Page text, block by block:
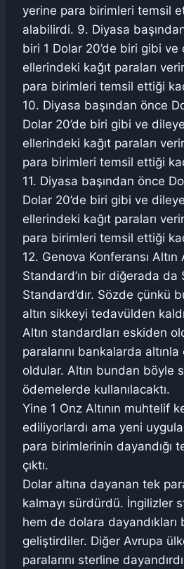
yerine para birimleri temsil
alabilirdi. 9. Diyasa
biri 1 Dolar 20’de biri gibi
ellerindeki kağıt paraları
para birimleri temsil ettiği
10. Diyasa başından önce
Dolar 20’de biri gibi ve
ellerindeki kağıt paraları
para birimleri temsil ettiği
11. Diyasa başından önce
Dolar 20’de biri gibi ve
ellerindeki kağıt paraları
para birimleri temsil ettiği
12. Genova Konferansı Altın
Standard’ın bir diğerada da
Standard’dır. Sözde çünkü
altın sikkeyi tedavülden
Altın standardları eskiden
paralarını bankalarda
oldular. Altın bundan böyle
ödemelerde kullanılacaktı.
Yine 1 Onz Altının muhtelif
ediliyorlardı ama yeni
para birimlerinin dayandığı
çıktı.
Dolar altına dayanan tek
kalmayı sürdürdü. İngilizler
hem de dolara dayandıkları
geliştirdiler. Diğer Avrupa
paralarını sterline